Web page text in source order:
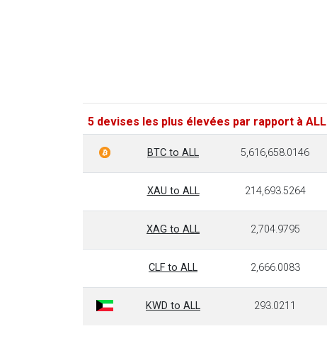
5 devises les plus élevées par rapport à ALL
BTC to ALL 5,616,658.0146
XAU to ALL 214,693.5264
XAG to ALL 2,704.9795
CLF to ALL 2,666.0083
KWD to ALL 293.0211